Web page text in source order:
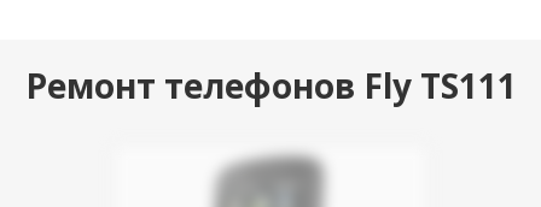
Ремонт телефонов Fly TS111